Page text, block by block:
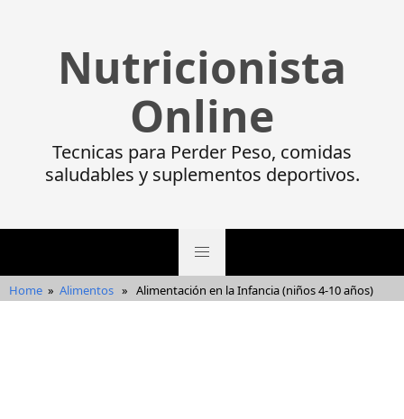
Nutricionista
Online
Tecnicas para Perder Peso, comidas
saludables y suplementos deportivos.
Home » Alimentos » Alimentación en la Infancia (niños 4-10 años)